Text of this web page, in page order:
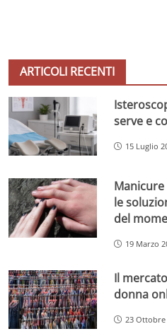
ARTICOLI RECENTI
serve e
15 Luglio
Manicure
le
del
19 Marzo
Il
donna
23 Ottobre